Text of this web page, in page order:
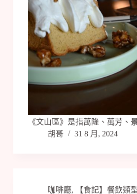
《文山區》是指萬隆、萬芳、
胡哥
31 8 月, 2024
咖啡廳, 【食記】餐飲類